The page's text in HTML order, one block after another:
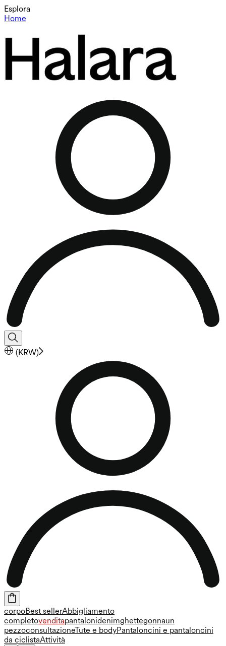
Esplora
Home
(KRW)
corpoBest sellerAbbigliamento
completovenditapantalonidenimghettegonnaun
pezzoconsultazioneTute e bodyPantaloncini e pantaloncini
da ciclistaAttività